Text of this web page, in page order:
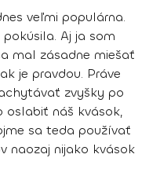
veľmi populárna.
Aj ja som
mal zásadne miešať
je pravdou. Práve
zvyšky po
náš kvások,
sa teda používať
naozaj nijako kvások